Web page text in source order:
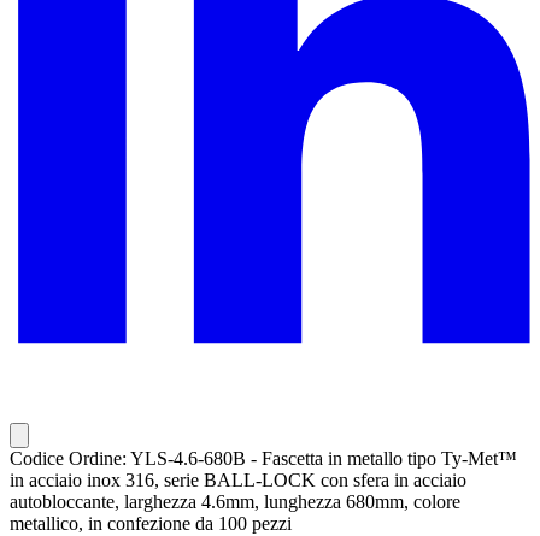
Codice Ordine: YLS-4.6-680B - Fascetta in metallo tipo Ty-Met™
in acciaio inox 316, serie BALL-LOCK con sfera in acciaio
autobloccante, larghezza 4.6mm, lunghezza 680mm, colore
metallico, in confezione da 100 pezzi